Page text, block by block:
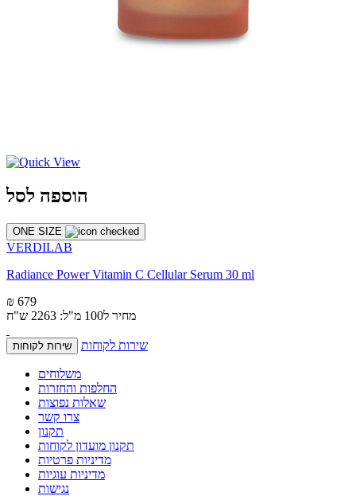
הוספה לסל
ONE SIZE
VERDILAB
Radiance Power Vitamin C Cellular Serum 30 ml
₪ 679
מחיר ל100 מ"ל: 2263 ש"ח
שירות לקוחות שירות לקוחות
משלוחים
החלפות והחזרות
שאלות נפוצות
צרו קשר
תקנון
תקנון מועדון לקוחות
מדיניות פרטיות
מדיניות עוגיות
נגישות